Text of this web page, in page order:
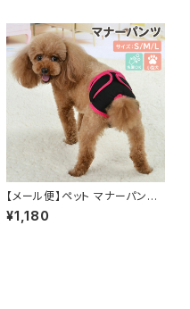
【メール便】ペット マナーパンツ
おむつ ドッグウェア 犬／pets0
88
¥1,180